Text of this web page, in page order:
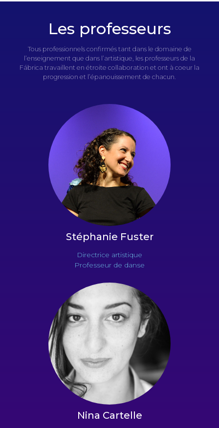
Les professeurs
Tous professionnels confirmés tant dans le domaine de
l’enseignement que dans l’artistique, les professeurs de la
Fábrica travaillent en étroite collaboration et ont à coeur la
progression et l’épanouissement de chacun.
Stéphanie Fuster
Directrice artistique
Professeur de danse
Nina Cartelle